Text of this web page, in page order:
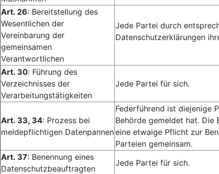
Art. 26: Bereitstellung des
Wesentlichen der
Vereinbarung der
gemeinsamen
Verantwortlichen
Jede Partei durch
Datenschutzerklärungen
Art. 30: Führung des
Verzeichnisses der
Verarbeitungstätigkeiten
Jede Partei für sich.
Art. 33, 34: Prozess bei
meldepflichtigen Datenpannen
Federführend ist diejenige
Behörde gemeldet hat. Die
eine etwaige Pflicht zur
Parteien gemeinsam.
Art. 37: Benennung eines
Datenschutzbeauftragten
Jede Partei für sich.